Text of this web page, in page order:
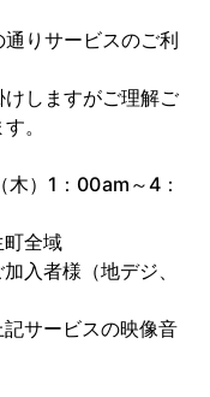
りサービスのご利
しますがご理解ご
。
1：00am～4：
全域
様（地デジ、
ービスの映像音